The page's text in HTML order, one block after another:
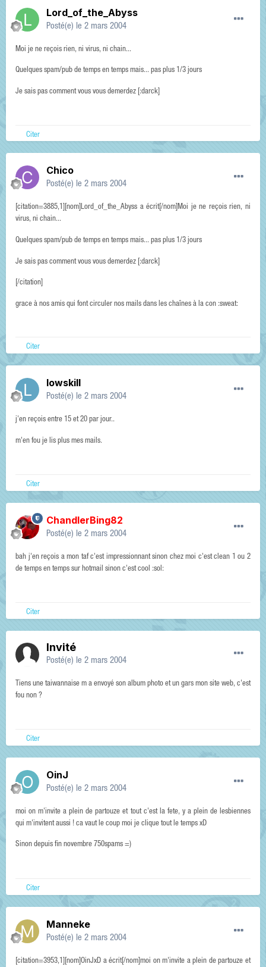
Lord_of_the_Abyss
Posté(e) le 2 mars 2004
Moi je ne reçois rien, ni virus, ni chain...
Quelques spam/pub de temps en temps mais... pas plus 1/3 jours
Je sais pas comment vous vous demerdez [:darck]
Citer
Chico
Posté(e) le 2 mars 2004
[citation=3885,1][nom]Lord_of_the_Abyss a écrit[/nom]Moi je ne reçois rien, ni
virus, ni chain...
Quelques spam/pub de temps en temps mais... pas plus 1/3 jours
Je sais pas comment vous vous demerdez [:darck]
[/citation]
grace à nos amis qui font circuler nos mails dans les chaînes à la con :sweat:
Citer
lowskill
Posté(e) le 2 mars 2004
j'en reçois entre 15 et 20 par jour..
m'en fou je lis plus mes mails.
Citer
ChandlerBing82
Posté(e) le 2 mars 2004
bah j'en reçois a mon taf c'est impressionnant sinon chez moi c'est clean 1 ou 2
de temps en temps sur hotmail sinon c'est cool :sol:
Citer
Invité
Posté(e) le 2 mars 2004
Tiens une taiwannaise m a envoyé son album photo et un gars mon site web, c'est
fou non ?
Citer
OinJ
Posté(e) le 2 mars 2004
moi on m'invite a plein de partouze et tout c'est la fete, y a plein de lesbiennes
qui m'invitent aussi ! ca vaut le coup moi je clique tout le temps xD
Sinon depuis fin novembre 750spams =)
Citer
Manneke
Posté(e) le 2 mars 2004
[citation=3953,1][nom]OinJxD a écrit[/nom]moi on m'invite a plein de partouze et